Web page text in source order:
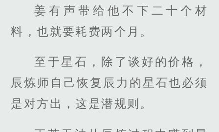
姜有声带给他不下二十个材
料，也就要耗费两个月。
至于星石，除了谈好的价格，
辰炼师自己恢复辰力的星石也必须
是对方出，这是潜规则。